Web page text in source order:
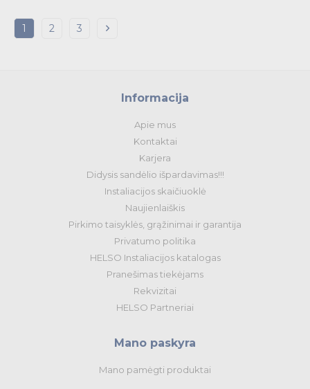
1 2 3
Informacija
Apie mus
Kontaktai
Karjera
Didysis sandėlio išpardavimas!!!
Instaliacijos skaičiuoklė
Naujienlaiškis
Pirkimo taisyklės, grąžinimai ir garantija
Privatumo politika
HELSO Instaliacijos katalogas
Pranešimas tiekėjams
Rekvizitai
HELSO Partneriai
Mano paskyra
Mano pamėgti produktai